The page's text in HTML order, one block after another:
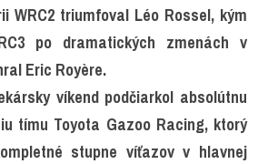
WRC2 triumfoval Léo Rossel, kým
po dramatických zmenách v
Eric Royère.
víkend podčiarkol absolútnu
tímu Toyota Gazoo Racing, ktorý
stupne víťazov v hlavnej